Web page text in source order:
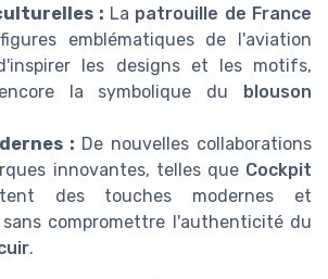
: La patrouille de France
emblématiques de l'aviation
les designs et les motifs,
la symbolique du blouson
: De nouvelles collaborations
innovantes, telles que Cockpit
des touches modernes et
sans compromettre l'authenticité du
.